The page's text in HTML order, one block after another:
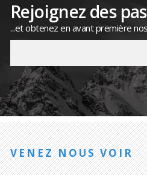
Rejoignez des
...et obtenez en avant première
VENEZ NOUS VOIR